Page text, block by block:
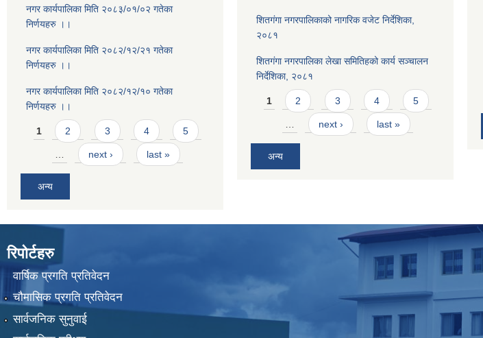
नगर कार्यपालिका मिति २०८३/०१/०२ गतेका
निर्णयहरु ।।
नगर कार्यपालिका मिति २०८२/१२/२१ गतेका
निर्णयहरु ।।
नगर कार्यपालिका मिति २०८२/१२/१० गतेका
निर्णयहरु ।।
Pages
1 2 3 4 5
next › last »
अन्य
शितगंगा नगरपालिकाको नागरिक वजेट निर्देशिका,
२०८१
शितगंगा नगरपालिका लेखा समितिहको कार्य सञ्चालन
निर्देशिका, २०८१
Pages
1 2 3 4 5
next › last »
अन्य
रिपोर्टहरु
वार्षिक प्रगति प्रतिवेदन
चौमासिक प्रगति प्रतिवेदन
सार्वजनिक सुनुवाई